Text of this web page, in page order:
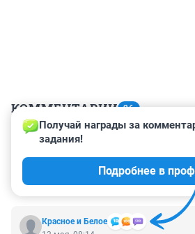
КОММЕНТАРИИ 26
Гость
Все бабы рожают от скуки.
Красное и Белое
Получай награды за
задания!
Подробнее в